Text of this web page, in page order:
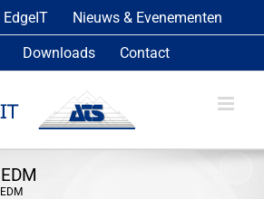
EdgeIT Nieuws & Evenementen
Downloads Contact